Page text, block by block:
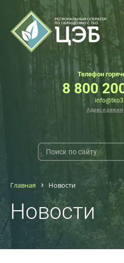
Телефон
8 800
Адрес и режим
Главная Новости
Новости